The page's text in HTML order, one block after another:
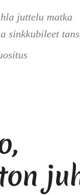
juttelu matka
sinkkubileet